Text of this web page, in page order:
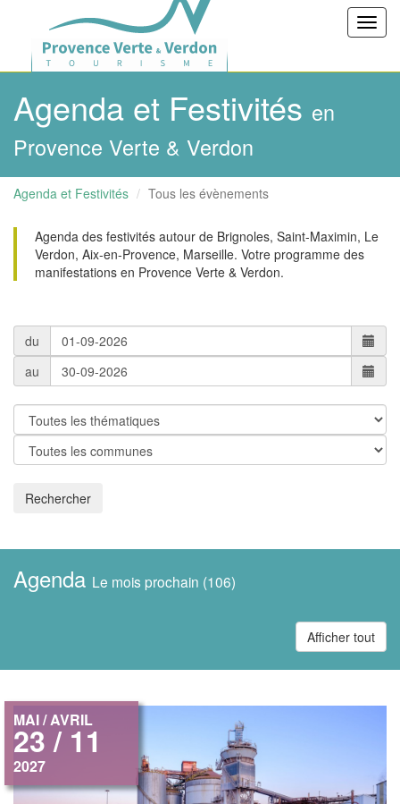
Agenda et Festivités en
Provence Verte & Verdon
Agenda et Festivités Tous les évènements
Agenda des festivités autour de Brignoles, Saint-Maximin, Le
Verdon, Aix-en-Provence, Marseille. Votre programme des
manifestations en Provence Verte & Verdon.
du
au
Rechercher
Agenda Le mois prochain (106)
Afficher tout
MAI / AVRIL
23 / 11
2027